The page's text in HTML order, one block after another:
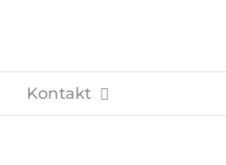
Kontakt